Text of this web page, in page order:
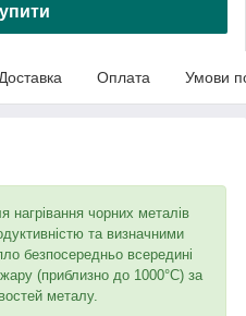
Доставка Оплата Умови
нагрівання чорних металів
та визначними
безпосередньо всередині
(приблизно до 1000°C) за
металу.